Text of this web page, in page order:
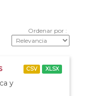
Ordenar por
y
CSV XLSX